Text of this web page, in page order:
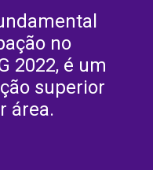
no
2022, é um
superior
área.